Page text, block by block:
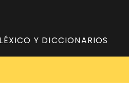
LÉXICO Y DICCIONARIOS